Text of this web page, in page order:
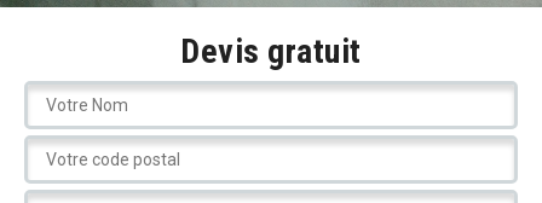
Devis gratuit